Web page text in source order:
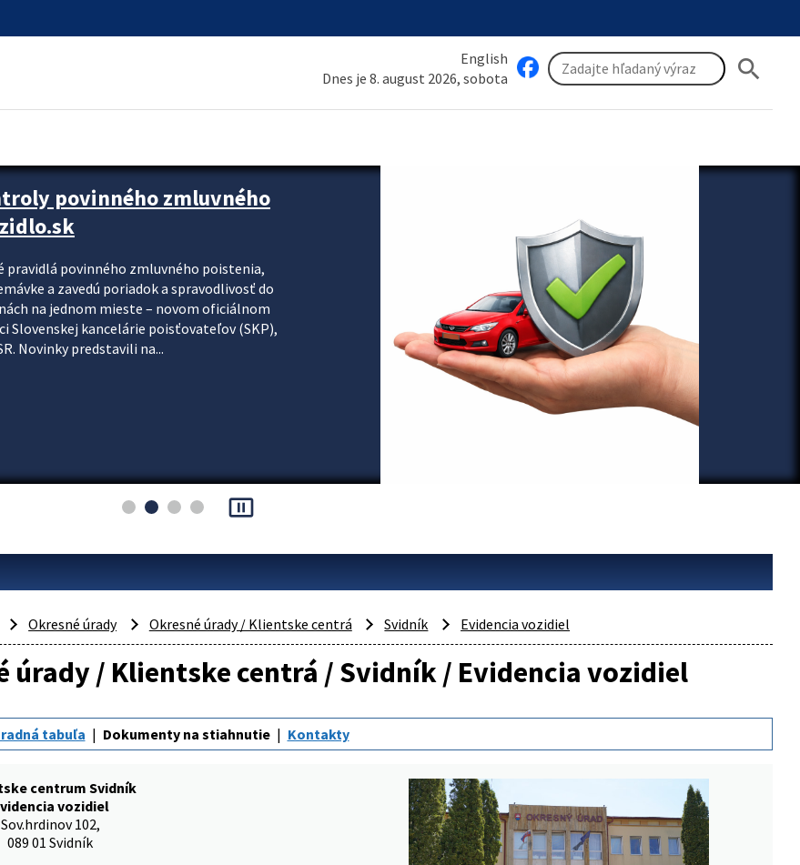
English
Dnes je 8. august 2026, sobota
search
povinného zmluvného
pravidlá povinného zmluvného poistenia,
a zavedú poriadok a spravodlivosť do
na jednom mieste – novom oficiálnom
kancelárie poisťovateľov (SKP),
Novinky predstavili na...
pause_presentation
Okresné úrady Okresné úrady / Klientske centrá Svidník Evidencia vozidiel
úrady / Klientske centrá / Svidník / Evidencia vozidiel
tabuľa Dokumenty na stiahnutie Kontakty
centrum Svidník
vozidiel
Sov.hrdinov 102,
089 01 Svidník